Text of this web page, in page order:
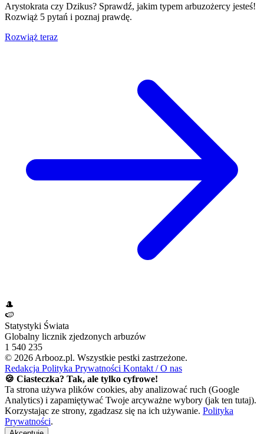
Arystokrata czy Dzikus? Sprawdź, jakim typem arbuzożercy jesteś!
Rozwiąż 5 pytań i poznaj prawdę.
Rozwiąż teraz
🎩
🍉
Statystyki Świata
Globalny licznik zjedzonych arbuzów
1 540 235
© 2026 Arbooz.pl. Wszystkie pestki zastrzeżone.
Redakcja Polityka Prywatności Kontakt / O nas
🍪 Ciasteczka? Tak, ale tylko cyfrowe!
Ta strona używa plików cookies, aby analizować ruch (Google
Analytics) i zapamiętywać Twoje arcyważne wybory (jak ten tutaj).
Korzystając ze strony, zgadzasz się na ich używanie. Polityka
Prywatności.